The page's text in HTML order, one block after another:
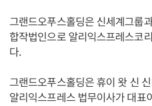
그랜드오푸스홀딩은 신세계그룹
합작법인으로 알리익스프레스코
다.
그랜드오푸스홀딩은 휴이 왓 신
알리익스프레스 법무이사가 대표